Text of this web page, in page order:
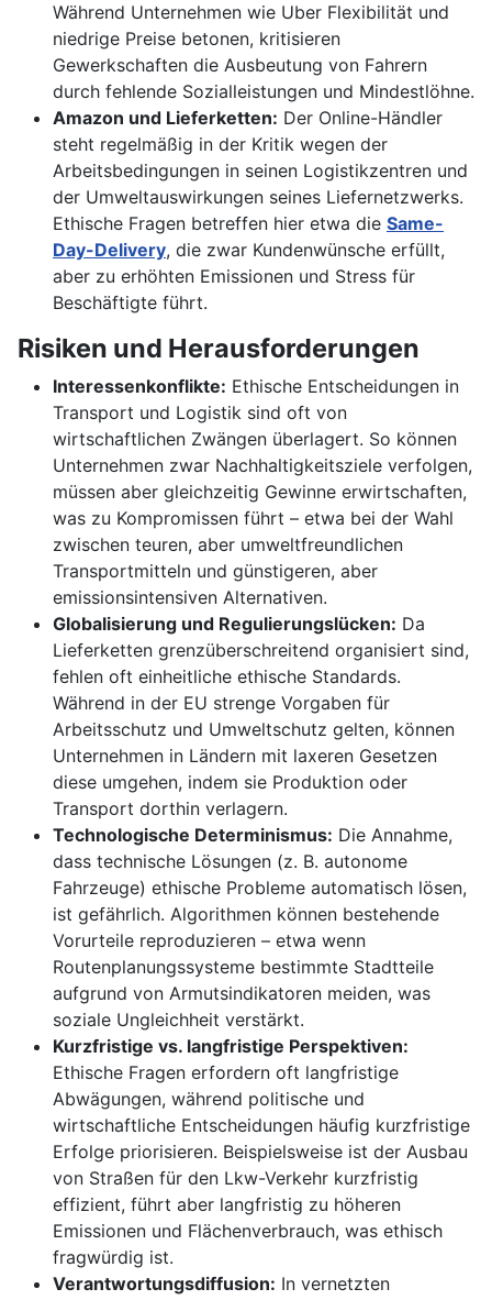
Während Unternehmen wie Uber Flexibilität und
niedrige Preise betonen, kritisieren
Gewerkschaften die Ausbeutung von Fahrern
durch fehlende Sozialleistungen und Mindestlöhne.
Amazon und Lieferketten: Der Online-Händler
steht regelmäßig in der Kritik wegen der
Arbeitsbedingungen in seinen Logistikzentren und
der Umweltauswirkungen seines Liefernetzwerks.
Ethische Fragen betreffen hier etwa die Same-
Day-Delivery, die zwar Kundenwünsche erfüllt,
aber zu erhöhten Emissionen und Stress für
Beschäftigte führt.
Risiken und Herausforderungen
Interessenkonflikte: Ethische Entscheidungen in
Transport und Logistik sind oft von
wirtschaftlichen Zwängen überlagert. So können
Unternehmen zwar Nachhaltigkeitsziele verfolgen,
müssen aber gleichzeitig Gewinne erwirtschaften,
was zu Kompromissen führt – etwa bei der Wahl
zwischen teuren, aber umweltfreundlichen
Transportmitteln und günstigeren, aber
emissionsintensiven Alternativen.
Globalisierung und Regulierungslücken: Da
Lieferketten grenzüberschreitend organisiert sind,
fehlen oft einheitliche ethische Standards.
Während in der EU strenge Vorgaben für
Arbeitsschutz und Umweltschutz gelten, können
Unternehmen in Ländern mit laxeren Gesetzen
diese umgehen, indem sie Produktion oder
Transport dorthin verlagern.
Technologische Determinismus: Die Annahme,
dass technische Lösungen (z. B. autonome
Fahrzeuge) ethische Probleme automatisch lösen,
ist gefährlich. Algorithmen können bestehende
Vorurteile reproduzieren – etwa wenn
Routenplanungssysteme bestimmte Stadtteile
aufgrund von Armutsindikatoren meiden, was
soziale Ungleichheit verstärkt.
Kurzfristige vs. langfristige Perspektiven:
Ethische Fragen erfordern oft langfristige
Abwägungen, während politische und
wirtschaftliche Entscheidungen häufig kurzfristige
Erfolge priorisieren. Beispielsweise ist der Ausbau
von Straßen für den Lkw-Verkehr kurzfristig
effizient, führt aber langfristig zu höheren
Emissionen und Flächenverbrauch, was ethisch
fragwürdig ist.
Verantwortungsdiffusion: In vernetzten